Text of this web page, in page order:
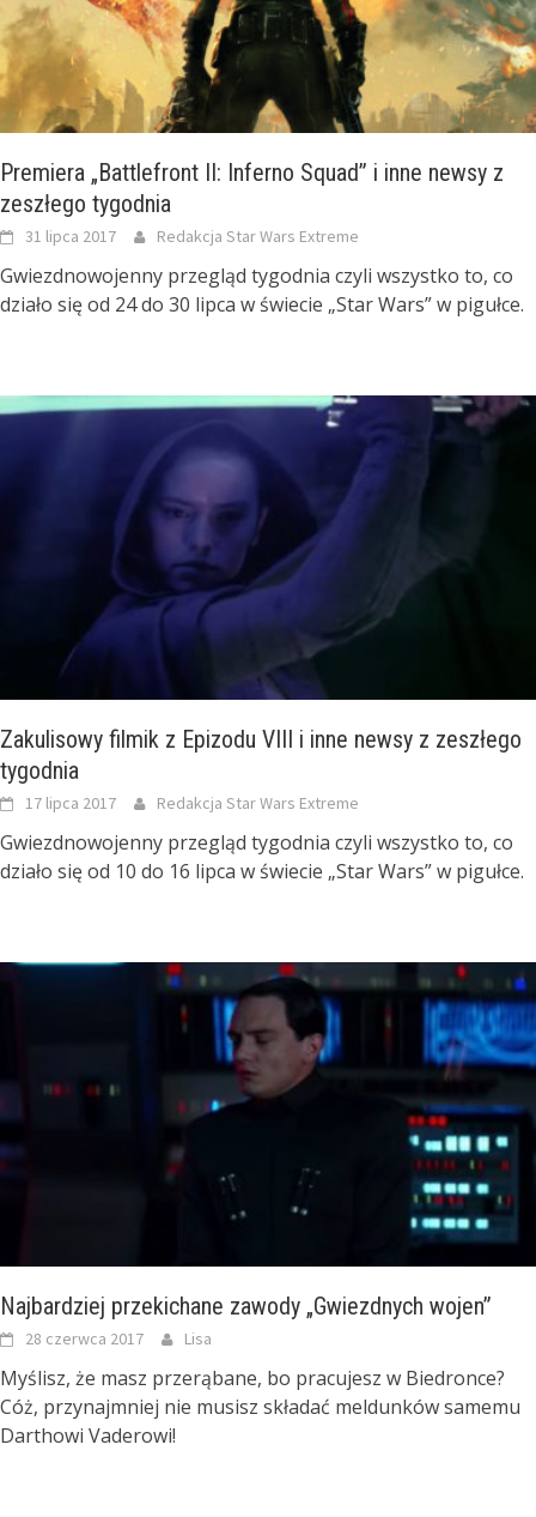
Premiera „Battlefront II: Inferno Squad” i inne newsy z
zeszłego tygodnia
31 lipca 2017 Redakcja Star Wars Extreme
Gwiezdnowojenny przegląd tygodnia czyli wszystko to, co
działo się od 24 do 30 lipca w świecie „Star Wars” w pigułce.
Zakulisowy filmik z Epizodu VIII i inne newsy z zeszłego
tygodnia
17 lipca 2017 Redakcja Star Wars Extreme
Gwiezdnowojenny przegląd tygodnia czyli wszystko to, co
działo się od 10 do 16 lipca w świecie „Star Wars” w pigułce.
Najbardziej przekichane zawody „Gwiezdnych wojen”
28 czerwca 2017 Lisa
Myślisz, że masz przerąbane, bo pracujesz w Biedronce?
Cóż, przynajmniej nie musisz składać meldunków samemu
Darthowi Vaderowi!